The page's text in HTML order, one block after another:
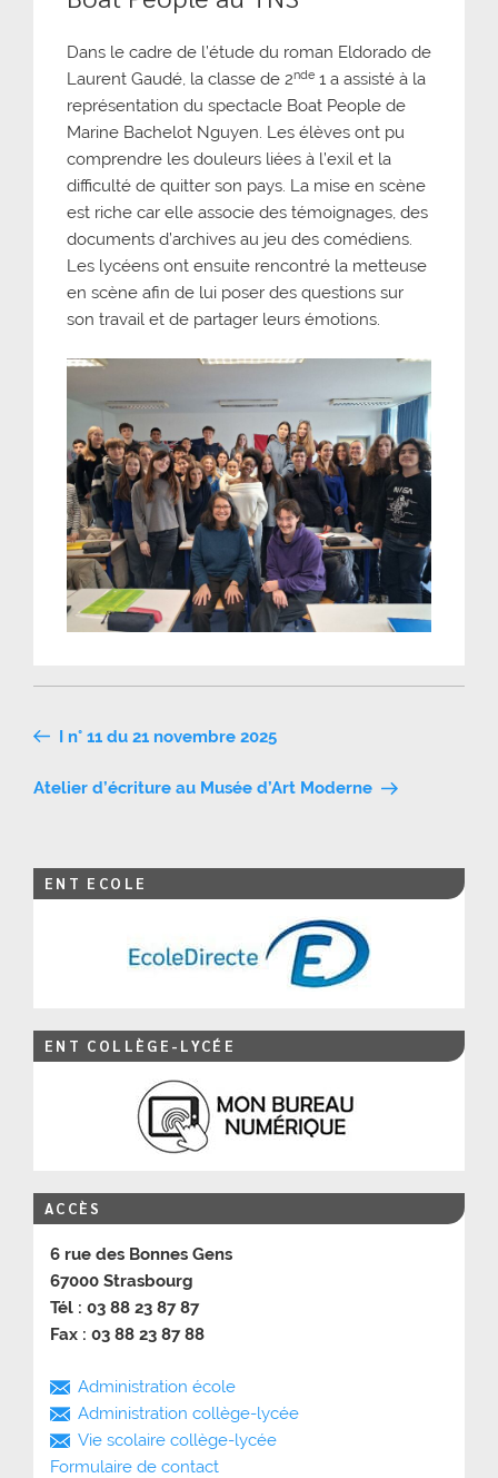
Dans le cadre de l’étude du roman Eldorado de
Laurent Gaudé, la classe de 2nde 1 a assisté à la
représentation du spectacle Boat People de
Marine Bachelot Nguyen. Les élèves ont pu
comprendre les douleurs liées à l’exil et la
difficulté de quitter son pays. La mise en scène
est riche car elle associe des témoignages, des
documents d’archives au jeu des comédiens.
Les lycéens ont ensuite rencontré la metteuse
en scène afin de lui poser des questions sur
son travail et de partager leurs émotions.
Navigation
de
I n° 11 du 21 novembre 2025
Atelier d’écriture au Musée d’Art Moderne
ENT ECOLE
ENT COLLÈGE-LYCÉE
ACCÈS
6 rue des Bonnes Gens
67000 Strasbourg
Tél : 03 88 23 87 87
Fax : 03 88 23 87 88
Administration école
Administration collège-lycée
Vie scolaire collège-lycée
Formulaire de contact